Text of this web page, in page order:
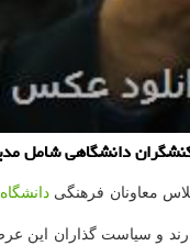
دانشگاهی شامل
معاونان فرهنگی دانشگاه
و سیاست گذاران این